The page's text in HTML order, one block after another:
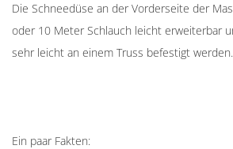
Die Schneedüse an der Vorderseite der
oder 10 Meter Schlauch leicht erweiterbar
sehr leicht an einem Truss befestigt werden.
Ein paar Fakten: